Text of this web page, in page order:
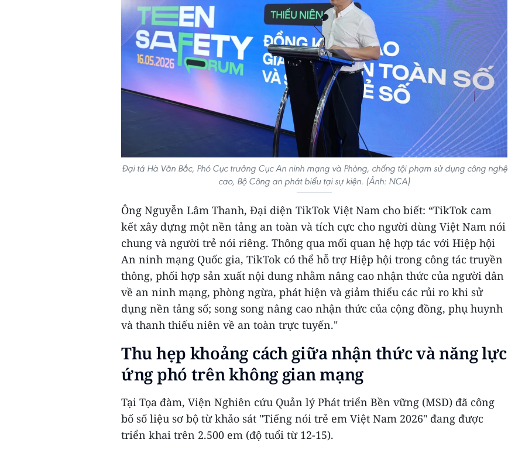
Đại tá Hà Văn Bắc, Phó Cục trưởng Cục An ninh mạng và Phòng, chống tội phạm sử dụng công nghệ
cao, Bộ Công an phát biểu tại sự kiện. (Ảnh: NCA)
Ông Nguyễn Lâm Thanh, Đại diện TikTok Việt Nam cho biết: “TikTok cam
kết xây dựng một nền tảng an toàn và tích cực cho người dùng Việt Nam nói
chung và người trẻ nói riêng. Thông qua mối quan hệ hợp tác với Hiệp hội
An ninh mạng Quốc gia, TikTok có thể hỗ trợ Hiệp hội trong công tác truyền
thông, phối hợp sản xuất nội dung nhằm nâng cao nhận thức của người dân
về an ninh mạng, phòng ngừa, phát hiện và giảm thiểu các rủi ro khi sử
dụng nền tảng số; song song nâng cao nhận thức của cộng đồng, phụ huynh
và thanh thiếu niên về an toàn trực tuyến."
Thu hẹp khoảng cách giữa nhận thức và năng lực
ứng phó trên không gian mạng
Tại Tọa đàm, Viện Nghiên cứu Quản lý Phát triển Bền vững (MSD) đã công
bố số liệu sơ bộ từ khảo sát "Tiếng nói trẻ em Việt Nam 2026" đang được
triển khai trên 2.500 em (độ tuổi từ 12-15).